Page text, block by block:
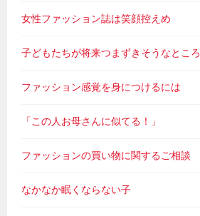
女性ファッション誌は笑顔控えめ
子どもたちが将来つまずきそうなところ
ファッション感覚を身につけるには
「この人お母さんに似てる！」
ファッションの買い物に関するご相談
なかなか眠くならない子